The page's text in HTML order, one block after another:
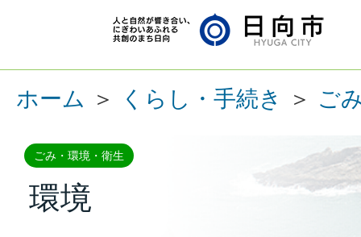
ホーム ＞ くらし・手続き ＞ ご
ごみ・環境・衛生
環境